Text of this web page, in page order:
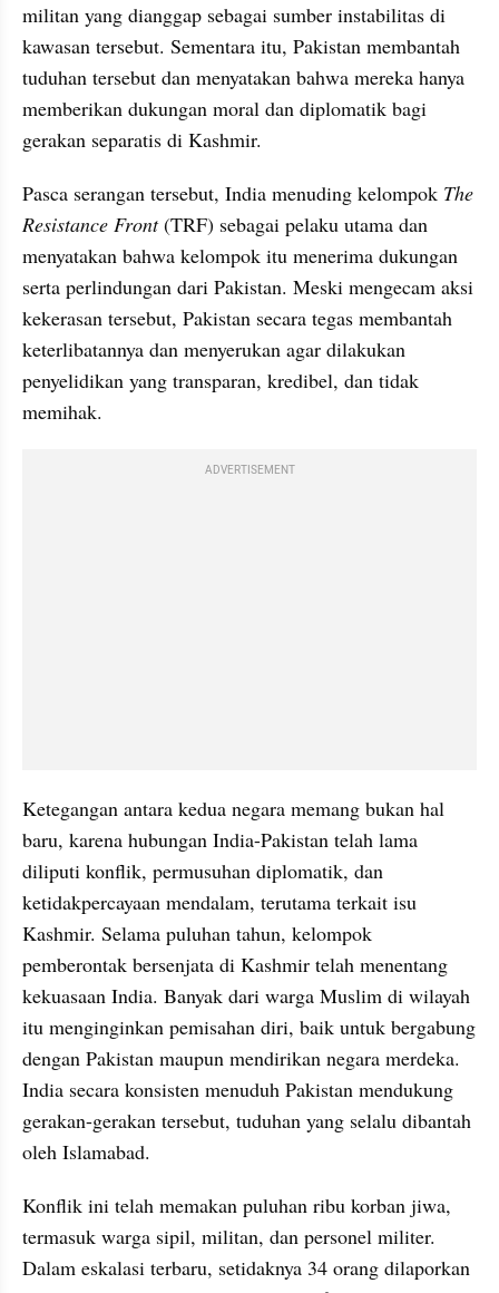
militan yang dianggap sebagai sumber instabilitas di
kawasan tersebut. Sementara itu, Pakistan membantah
tuduhan tersebut dan menyatakan bahwa mereka hanya
memberikan dukungan moral dan diplomatik bagi
gerakan separatis di Kashmir.
Pasca serangan tersebut, India menuding kelompok The
Resistance Front (TRF) sebagai pelaku utama dan
menyatakan bahwa kelompok itu menerima dukungan
serta perlindungan dari Pakistan. Meski mengecam aksi
kekerasan tersebut, Pakistan secara tegas membantah
keterlibatannya dan menyerukan agar dilakukan
penyelidikan yang transparan, kredibel, dan tidak
memihak.
ADVERTISEMENT
Ketegangan antara kedua negara memang bukan hal
baru, karena hubungan India-Pakistan telah lama
diliputi konflik, permusuhan diplomatik, dan
ketidakpercayaan mendalam, terutama terkait isu
Kashmir. Selama puluhan tahun, kelompok
pemberontak bersenjata di Kashmir telah menentang
kekuasaan India. Banyak dari warga Muslim di wilayah
itu menginginkan pemisahan diri, baik untuk bergabung
dengan Pakistan maupun mendirikan negara merdeka.
India secara konsisten menuduh Pakistan mendukung
gerakan-gerakan tersebut, tuduhan yang selalu dibantah
oleh Islamabad.
Konflik ini telah memakan puluhan ribu korban jiwa,
termasuk warga sipil, militan, dan personel militer.
Dalam eskalasi terbaru, setidaknya 34 orang dilaporkan